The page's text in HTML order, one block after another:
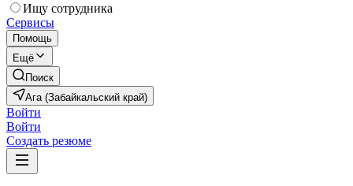
Ищу сотрудника
Сервисы
Помощь
Ещё
Поиск
Ага (Забайкальский край)
Войти
Войти
Создать резюме